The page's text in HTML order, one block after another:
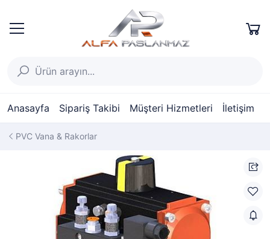
Anasayfa Sipariş Takibi Müşteri Hizmetleri İletişim
PVC Vana & Rakorlar